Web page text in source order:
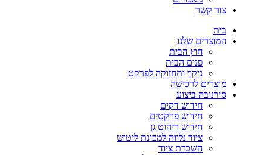
צור קשר
בית
המוצרים שלנו
חוץ הבית
פנים הבית
ניקוי ותחזוקה לפרקט
מוצרים לרכישה
סירנובה ביצוע
חידוש דקים
חידוש פרקטים
חידוש ריהוט גן
ציוד נלווה למכונת ליטוש
השכרת ציוד